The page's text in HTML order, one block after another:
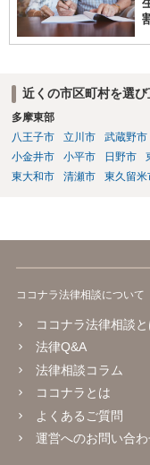
近くの市区町村を選び
多摩東部
八王子市
立川市 武蔵野市
小金井市
小平市 日野市
東大和市
清瀬市 東久留米
ココナラ法律相談について
ココナラ法律相談と
法律Q&A
法律相談コラム
ココナラとは
よくあるご質問
運営へのお問い合